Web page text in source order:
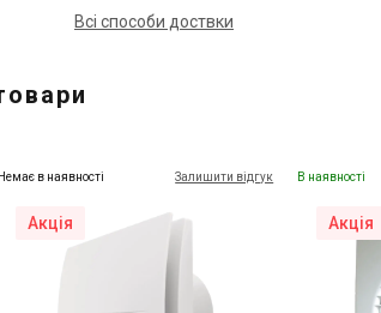
Всі способи доствки
Немає в наявності Залишити відгук
Акція
В наявності
Акція